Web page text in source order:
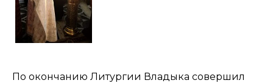
По окончанию Литургии Владыка совершил